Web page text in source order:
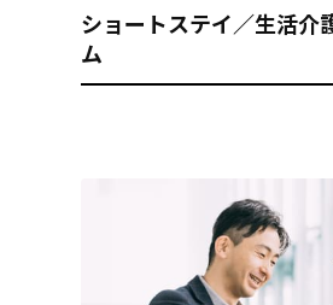
ショートステイ／生活介
ム